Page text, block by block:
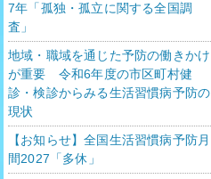
7年「孤独・孤立に関する全国調
査」
地域・職域を通じた予防の働きかけ
が重要 令和6年度の市区町村健
診・検診からみる生活習慣病予防の
現状
【お知らせ】全国生活習慣病予防月
間2027「多休」